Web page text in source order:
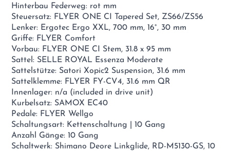
Hinterbau Federweg: rot mm
Steuersatz: FLYER ONE CI Tapered Set, ZS66/ZS56
Lenker: Ergotec Ergo XXL, 700 mm, 16°, 30 mm
Griffe: FLYER Comfort
Vorbau: FLYER ONE CI Stem, 31.8 x 95 mm
Sattel: SELLE ROYAL Essenza Moderate
Sattelstütze: Satori Xopic2 Suspension, 31.6 mm
Sattelklemme: FLYER FY-CV4, 31.6 mm QR
Innenlager: n/a (included in drive unit)
Kurbelsatz: SAMOX EC40
Pedale: FLYER Wellgo
Schaltungsart: Kettenschaltung | 10 Gang
Anzahl Gänge: 10 Gang
Schaltwerk: Shimano Deore Linkglide, RD-M5130-GS, 10